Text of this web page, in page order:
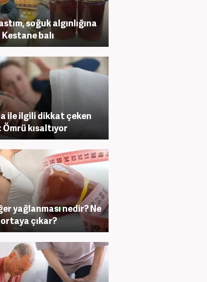
soğuk algınlığına
balı
ile ilgili dikkat çeken
kısaltıyor
yağlanması nedir? Ne
çıkar?